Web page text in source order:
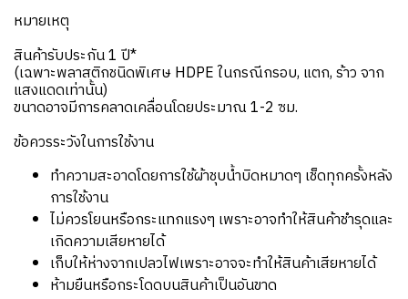
หมายเหตุ
สินค้ารับประกัน 1 ปี*
(เฉพาะพลาสติกชนิดพิเศษ HDPE ในกรณีกรอบ, แตก, ร้าว จาก
แสงแดดเท่านั้น)
ขนาดอาจมีการคลาดเคลื่อนโดยประมาณ 1-2 ซม.
ข้อควรระวังในการใช้งาน
ทำความสะอาดโดยการใช้ผ้าชุบน้ำบิดหมาดๆ เช็ดทุกครั้งหลัง
การใช้งาน
ไม่ควรโยนหรือกระแทกแรงๆ เพราะอาจทำให้สินค้าชำรุดและ
เกิดความเสียหายได้
เก็บให้ห่างจากเปลวไฟเพราะอาจจะทำให้สินค้าเสียหายได้
ห้ามยืนหรือกระโดดบนสินค้าเป็นอันขาด